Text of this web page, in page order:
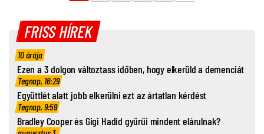
FRISS HÍREK
10 órája
Ezen a 3 dolgon változtass időben, hogy elkerüld a demenciát
Tegnap, 16:29
Együttlét alatt jobb elkerülni ezt az ártatlan kérdést
Tegnap, 9:59
Bradley Cooper és Gigi Hadid gyűrűi mindent elárulnak?